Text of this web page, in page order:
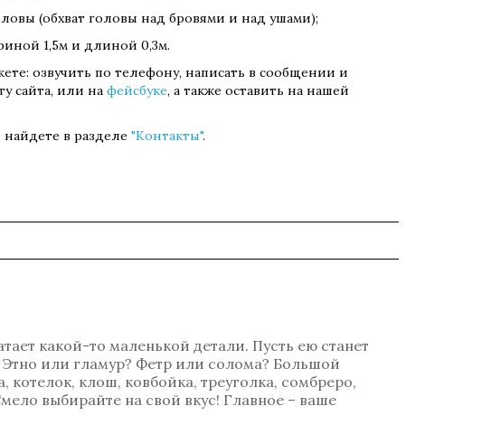
(обхват головы над бровями и над ушами);
1,5м и длиной 0,3м.
озвучить по телефону, написать в сообщении и
сайта, или на фейсбуке, а также оставить на нашей
в разделе "Контакты".
какой-то маленькой детали. Пусть ею станет
или гламур? Фетр или солома? Большой
клош, ковбойка, треуголка, сомбреро,
выбирайте на свой вкус! Главное – ваше